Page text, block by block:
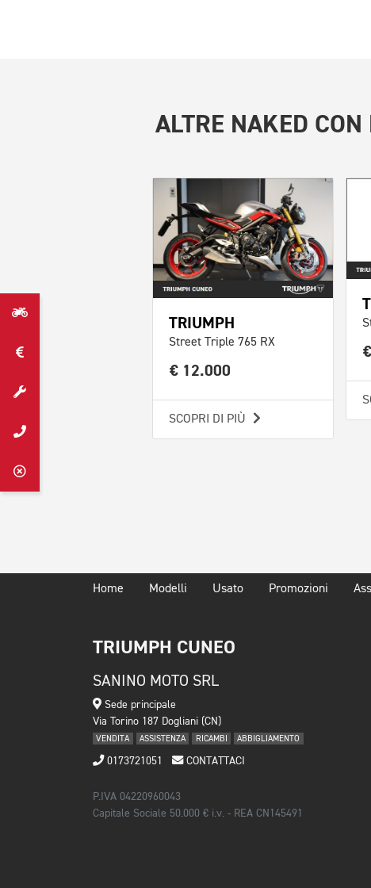
ALTRE NAKED
TRIUMPH
Street Triple 765 RX
€ 12.000
SCOPRI DI PIÙ
Home Modelli Usato Promozioni
TRIUMPH CUNEO
SANINO MOTO SRL
Sede principale
Via Torino 187 Dogliani (CN)
VENDITA ASSISTENZA RICAMBI ABBIGLIAMENTO
0173721051 CONTATTACI
P.IVA 04220960043
Capitale Sociale 50.000 € i.v. - REA CN145491